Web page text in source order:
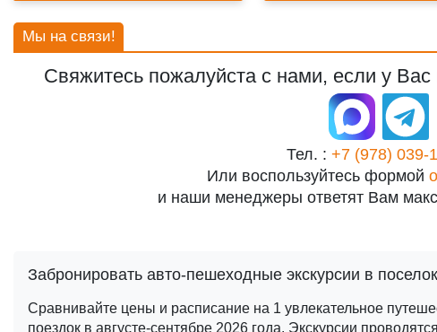
Мы на связи!
Свяжитесь пожалуйста с нами, если у
Тел. : +7 (978) 039-
Или воспользуйтесь формой
и наши менеджеры ответят Вам
Забронировать авто-пешеходные экскурсии в
Сравнивайте цены и расписание на 1 увлекательное
поездок в августе-сентябре 2026 года. Экскурсии